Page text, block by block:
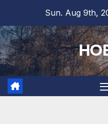
content
Sun. Aug 9th,